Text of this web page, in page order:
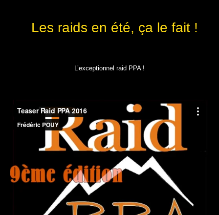
Les raids en été, ça le fait !
L’exceptionnel raid PPA !